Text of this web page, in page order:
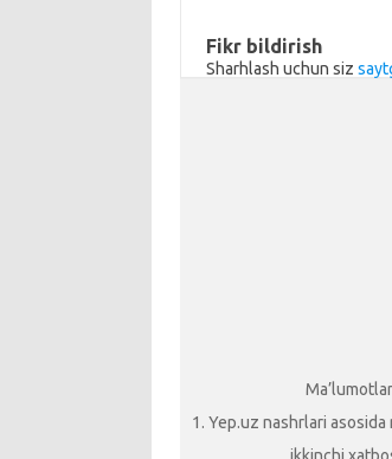
ik
Fikr bildirish
Sharhlash uchun siz
1. Yep.uz nashrlari